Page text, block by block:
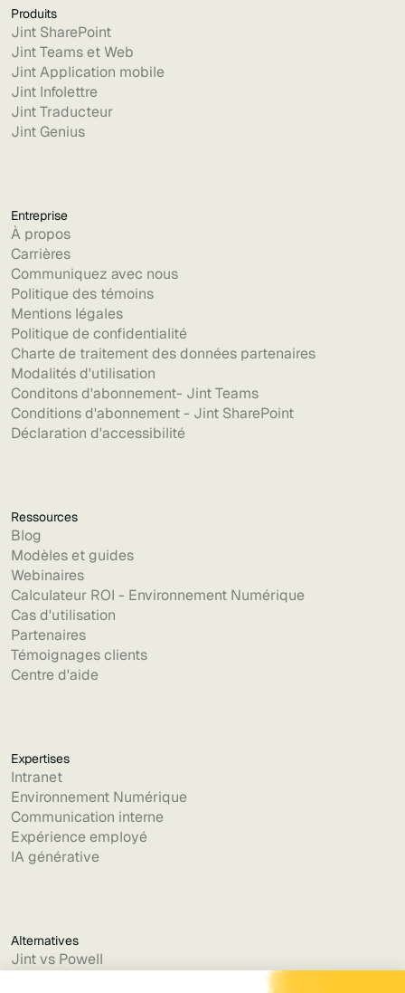
Produits
Jint SharePoint
Jint Teams et Web
Jint Application mobile
Jint Infolettre
Jint Traducteur
Jint Genius
Entreprise
À propos
Carrières
Communiquez avec nous
Politique des témoins
Mentions légales
Politique de confidentialité
Charte de traitement des données partenaires
Modalités d'utilisation
Conditons d'abonnement- Jint Teams
Conditions d'abonnement - Jint SharePoint
Déclaration d'accessibilité
Ressources
Blog
Modèles et guides
Webinaires
Calculateur ROI - Environnement Numérique
Cas d'utilisation
Partenaires
Témoignages clients
Centre d'aide
Expertises
Intranet
Environnement Numérique
Communication interne
Expérience employé
IA générative
Alternatives
Jint vs Powell